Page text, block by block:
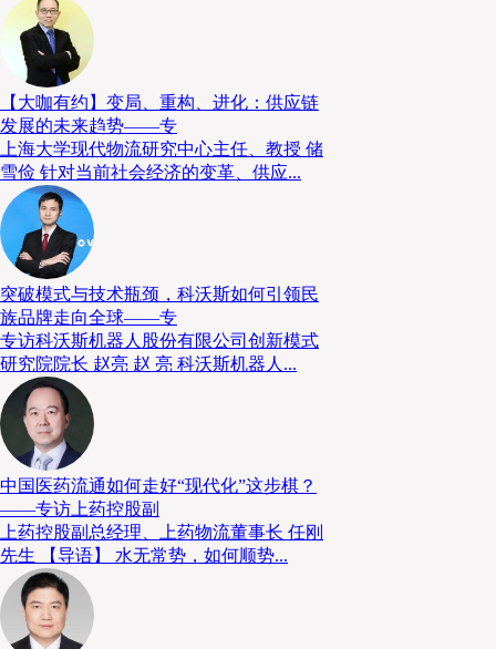
面对多重困境，全球物流仓储地产企业纷纷突破传统
运营模式、技术应用等方面开展创新探索，以适应市
从“规模扩张”向“价值提升”的转型。
选址逻辑：从“成本优先”到“时效优先”
随着即时零售、跨境电商等新业态的兴起，供应链时
物流仓储地产的选址逻辑逐步从传统的“成本优先”转向
心区位的存量资产升级与集约化利用成为新趋势。普
更新升级项目，正是这一趋势的典型代表。
该园区位于上海普陀区桃浦镇，作为上海四大物流枢
射长三角的核心物流节点。由于原有设施已无法满足
普洛斯创新性采用“零增地扩改建”模式，在不增加土地
建筑设计、提升容积率，实现土地集约化利用与经济
位配备了光伏屋顶、新能源充电桩、储能设施等绿色
容量达3.9兆瓦，年发电量约427万千瓦时，可有效降
采用双层双边库设计，自动化适配性强，支持7×24小
【大咖有约】变局、重构、进化：供应链
发展的未来趋势——专
上海大学现代物流研究中心主任、教授 储
雪俭 针对当前社会经济的变革、供应...
突破模式与技术瓶颈，科沃斯如何引领民
族品牌走向全球——专
专访科沃斯机器人股份有限公司创新模式
研究院院长 赵亮 赵 亮 科沃斯机器人...
中国医药流通如何走好“现代化”这步棋？
——专访上药控股副
上药控股副总经理、上药物流董事长 任刚
先生 【导语】 水无常势，如何顺势...